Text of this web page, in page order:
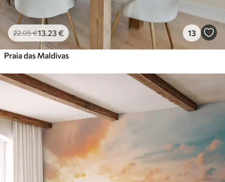
22.05€13.23€ 13
Praia das Maldivas